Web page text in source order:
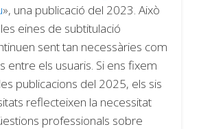
», una publicació del 2023. Això
eines de subtitulació
sent tan necessàries com
entre els usuaris. Si ens fixem
publicacions del 2025, els sis
reflecteixen la necessitat
professionals sobre